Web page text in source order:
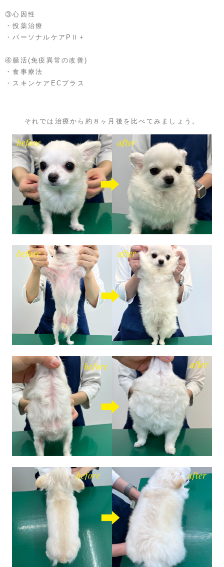
③心因性
・投薬治療
・パーソナルケアPⅡ+
④腸活(免疫異常の改善)
・食事療法
・スキンケアECプラス
それでは治療から約８ヶ月後を比べてみましょう。